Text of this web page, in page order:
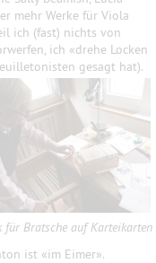
mehr Werke für Viola
ich (fast) nichts von
ich «drehe Locken
gesagt hat).
für Bratsche auf Karteikarten
ist «im Eimer».